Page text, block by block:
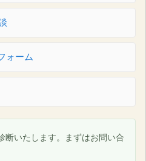
ォーム
断いたします。まずはお問い合